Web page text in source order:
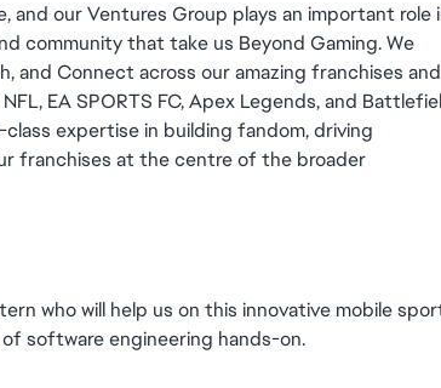
our Ventures Group plays an important role
community that take us Beyond Gaming. We
and Connect across our amazing franchises and
EA SPORTS FC, Apex Legends, and
expertise in building fandom, driving
franchises at the centre of the broader
who will help us on this innovative mobile
software engineering hands-on.